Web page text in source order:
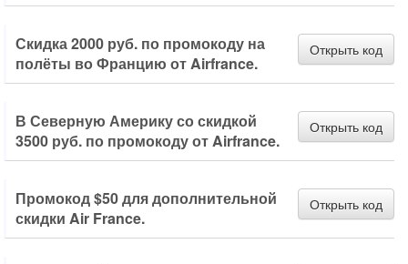
Скидка 2000 руб. по промокоду на
полёты во Францию от Airfrance.
Открыть код
В Северную Америку со скидкой
3500 руб. по промокоду от Airfrance.
Открыть код
Промокод $50 для дополнительной
скидки Air France.
Открыть код